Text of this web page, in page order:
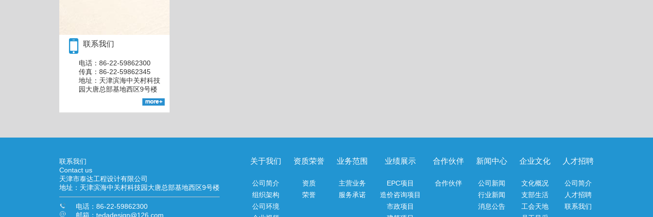
联系我们
电话：86-22-59862300
传真：86-22-59862345
地址：天津滨海中关村科技
园大唐总部基地西区9号楼
联系我们
Contact us
天津市泰达工程设计有限公司
地址：天津滨海中关村科技园大唐总部基地西区9号楼
电话：86-22-59862300
邮箱：tedadesign@126.com
关于我们
公司简介
组织架构
公司环境
资质荣誉
资质
荣誉
业务范围
主营业务
服务承诺
业绩展示
EPC项目
造价咨询项目
市政项目
合作伙伴
合作伙伴
新闻中心
公司新闻
行业新闻
消息公告
企业文化
文化概况
支部生活
工会天地
人才招聘
公司简介
人才招聘
联系我们